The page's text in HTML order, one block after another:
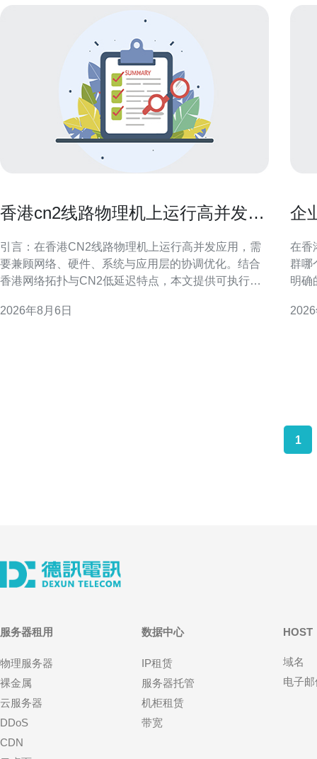
香港cn2线路物理机上运行高并发应
引言：在香港CN2线路物理机上运行高并发应用，需
要兼顾网络、硬件、系统与应用层的协调优化。结合
香港网络拓扑与CN2低延迟特点，本文提供可执行的
低延迟并增强稳定性，适合面向本地与区域性GEO搜
2026年8月6日
企
在香
群哪
明确
衡，确
1
服务器租用
物理服务器
裸金属
云服务器
DDoS
CDN
数据中心
IP租赁
服务器托管
机柜租赁
带宽
HOST
域名
电子